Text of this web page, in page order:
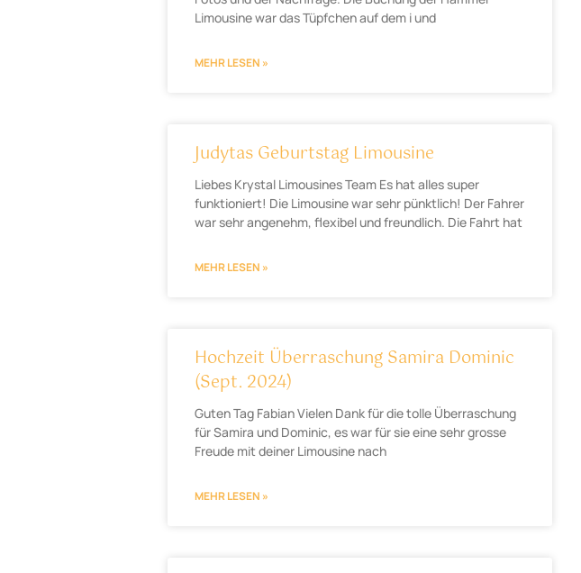
Limousine war das Tüpfchen auf dem i und
MEHR LESEN »
Judytas Geburtstag Limousine
Liebes Krystal Limousines Team Es hat alles super
funktioniert! Die Limousine war sehr pünktlich! Der Fahrer
war sehr angenehm, flexibel und freundlich. Die Fahrt hat
MEHR LESEN »
Hochzeit Überraschung Samira Dominic
(Sept. 2024)
Guten Tag Fabian Vielen Dank für die tolle Überraschung
für Samira und Dominic, es war für sie eine sehr grosse
Freude mit deiner Limousine nach
MEHR LESEN »